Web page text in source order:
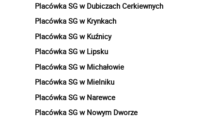
Placówka SG w Dubiczach Cerkiewnych
Placówka SG w Krynkach
Placówka SG w Kuźnicy
Placówka SG w Lipsku
Placówka SG w Michałowie
Placówka SG w Mielniku
Placówka SG w Narewce
Placówka SG w Nowym Dworze